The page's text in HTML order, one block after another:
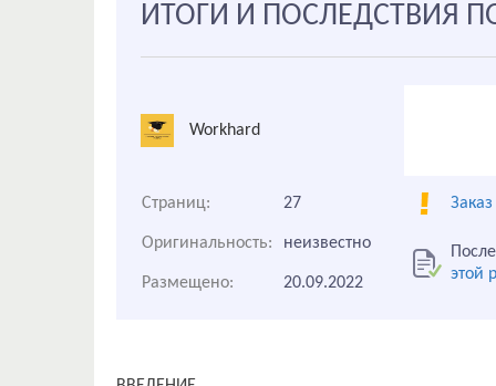
ИТОГИ И ПОСЛЕДСТВИЯ
Workhard
Страниц: 27
Оригинальность: неизвестно
этой
Размещено: 20.09.2022